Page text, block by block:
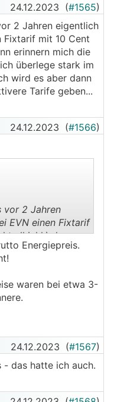
24.12.2023 (#1565)
2 Jahren eigentlich
Fixtarif mit 10 Cent
erinnern mich die
überlege stark im
wird es aber dann
Tarife geben...
24.12.2023 (#1566)
vor 2 Jahren
EVN einen Fixtarif
all inkl.) dann
sehr daran und
wechseln.
Energiepreis.
waren bei etwa 3-
24.12.2023 (#1567)
das hatte ich auch.